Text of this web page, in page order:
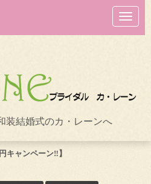
N
a
v
o
n
装結婚式のカ・レーンへ
キャンペーン‼】